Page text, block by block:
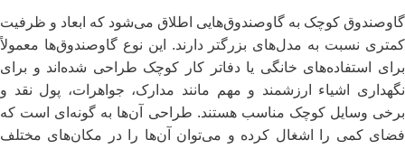
گاوصندوق کوچک به گاوصندوق‌هایی اطلاق می‌شود که ابعاد و ظرفیت
کمتری نسبت به مدل‌های بزرگتر دارند. این نوع گاوصندوق‌ها معمولاً
برای استفاده‌های خانگی یا دفاتر کار کوچک طراحی شده‌اند و برای
نگهداری اشیاء ارزشمند و مهم مانند مدارک، جواهرات، پول نقد و
برخی وسایل کوچک مناسب هستند. طراحی آن‌ها به گونه‌ای است که
فضای کمی را اشغال کرده و می‌توان آن‌ها را در مکان‌های مختلف